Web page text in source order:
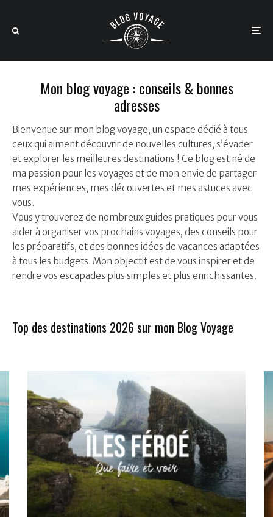
Mon blog voyage : conseils & bonnes
adresses
Bienvenue sur mon blog voyage, un espace dédié à tous
ceux qui aiment découvrir de nouvelles cultures, s’évader
et explorer les meilleures destinations ! Ce blog est né de
ma passion pour les voyages et de mon envie de partager
mes expériences, mes découvertes et mes astuces avec
vous.
Vous y trouverez de nombreux guides pratiques pour vous
aider à organiser vos prochains voyages, des conseils pour
les préparatifs, et des bonnes idées de vacances adaptées
à tous les budgets. Mon objectif est de vous inspirer et de
rendre vos escapades plus simples et plus enrichissantes.
Top des destinations 2026 sur mon Blog Voyage